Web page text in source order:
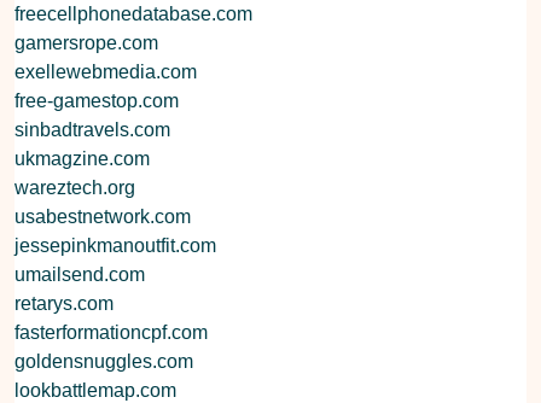
freecellphonedatabase.com
gamersrope.com
exellewebmedia.com
free-gamestop.com
sinbadtravels.com
ukmagzine.com
wareztech.org
usabestnetwork.com
jessepinkmanoutfit.com
umailsend.com
retarys.com
fasterformationcpf.com
goldensnuggles.com
lookbattlemap.com